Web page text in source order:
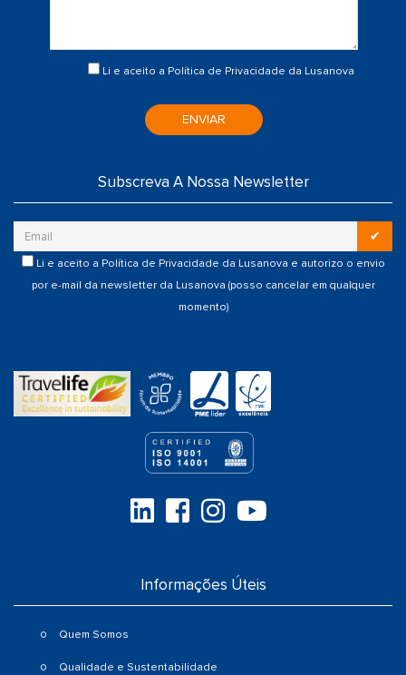
Li e aceito a Política de Privacidade da Lusanova
ENVIAR
Subscreva A Nossa Newsletter
✔
Li e aceito a Política de Privacidade da Lusanova e autorizo o envio
por e-mail da newsletter da Lusanova (posso cancelar em qualquer
momento)
Informações Úteis
Quem Somos
Qualidade e Sustentabilidade